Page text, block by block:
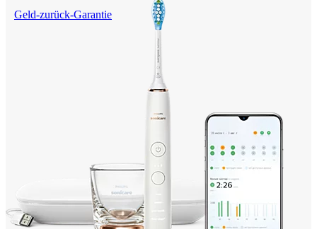
Geld-zurück-Garantie